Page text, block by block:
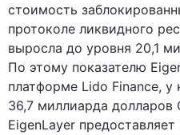
стоимость
протоколе ликвидного
выросла до уровня 20,1
По этому показателю
платформе Lido Finance, у
36,7 миллиарда
EigenLayer